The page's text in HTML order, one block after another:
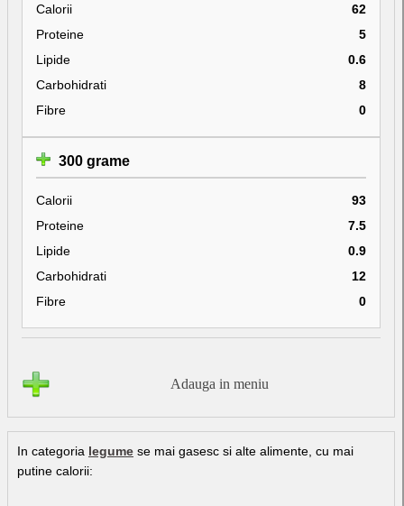
Calorii
62
Proteine
5
Lipide
0.6
Carbohidrati
8
Fibre
0
300 grame
Calorii
93
Proteine
7.5
Lipide
0.9
Carbohidrati
12
Fibre
0
Adauga in meniu
In categoria legume se mai gasesc si alte alimente, cu mai
putine calorii: